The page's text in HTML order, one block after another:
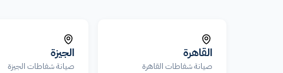
القاهرة
صيانة شفاطات القاهرة
الجيزة
صيانة شفاطات الجيزة